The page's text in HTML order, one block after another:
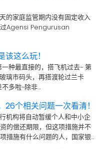
的家庭监管期内没有固定收入
过Agensi Pengurusan
这么玩！
种最直接的，搭飞机过去~ 第
璃市码头，再搭渡轮过兰卡
多啦~除非…
个相关问题一次看清！
机构将自动暂缓个人和中小企
的偿还期限，但这项措施并不
措施有什么问题的人，国家银…